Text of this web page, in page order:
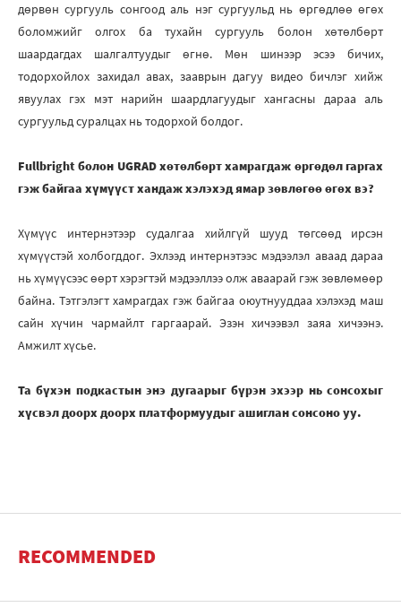
дөрвөн сургууль сонгоод аль нэг сургуульд нь өргөдлөө өгөх
боломжийг олгох ба тухайн сургууль болон хөтөлбөрт
шаардагдах шалгалтуудыг өгнө. Мөн шинээр эсээ бичих,
тодорхойлох захидал авах, зааврын дагуу видео бичлэг хийж
явуулах гэх мэт нарийн шаардлагуудыг хангасны дараа аль
сургуульд суралцах нь тодорхой болдог.
Fullbright болон UGRAD хөтөлбөрт хамрагдаж өргөдөл гаргах
гэж байгаа хүмүүст хандаж хэлэхэд ямар зөвлөгөө өгөх вэ?
Хүмүүс интернэтээр судалгаа хийлгүй шууд төгсөөд ирсэн
хүмүүстэй холбогддог. Эхлээд интернэтээс мэдээлэл аваад дараа
нь хүмүүсээс өөрт хэрэгтэй мэдээллээ олж аваарай гэж зөвлөмөөр
байна. Тэтгэлэгт хамрагдах гэж байгаа оюутнууддаа хэлэхэд маш
сайн хүчин чармайлт гаргаарай. Эзэн хичээвэл заяа хичээнэ.
Амжилт хүсье.
Та бүхэн подкастын энэ дугаарыг бүрэн эхээр нь сонсохыг
хүсвэл доорх доорх платформуудыг ашиглан сонсоно уу.
RECOMMENDED